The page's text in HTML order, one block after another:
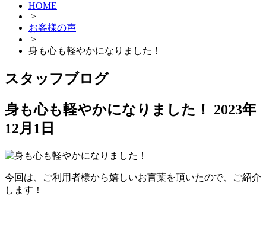
HOME
>
お客様の声
>
身も心も軽やかになりました！
スタッフブログ
身も心も軽やかになりました！
2023年
12月1日
今回は、ご利用者様から嬉しいお言葉を頂いたので、ご紹介
します！